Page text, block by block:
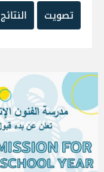
تصويت
النتائج